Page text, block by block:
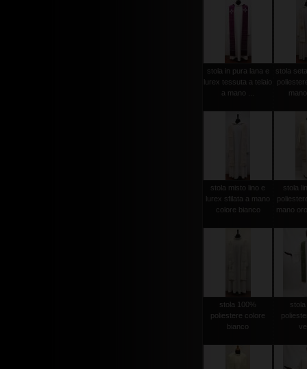
stola in pura lana e
lurex tessuta a telaio
a mano ...
stola
stola misto lino e
lurex sfilata a mano
colore bianco
stola
mano
stola 100%
poliestere colore
bianco